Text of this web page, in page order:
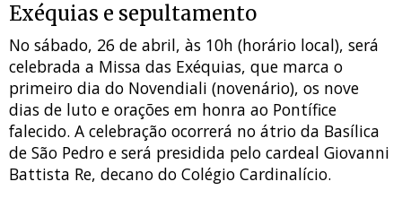
Exéquias e sepultamento
No sábado, 26 de abril, às 10h (horário local), será
celebrada a Missa das Exéquias, que marca o
primeiro dia do Novendiali (novenário), os nove
dias de luto e orações em honra ao Pontífice
falecido. A celebração ocorrerá no átrio da Basílica
de São Pedro e será presidida pelo cardeal Giovanni
Battista Re, decano do Colégio Cardinalício.